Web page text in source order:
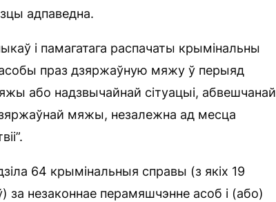
адпаведна.
і памагатага распачаты крымінальны
праз дзяржаўную мяжу ў перыяд
або надзвычайнай сітуацыі, абвешчанай
мяжы, незалежна ад месца
64 крымінальныя справы (з якіх 19
незаконнае перамяшчэнне асоб і (або)